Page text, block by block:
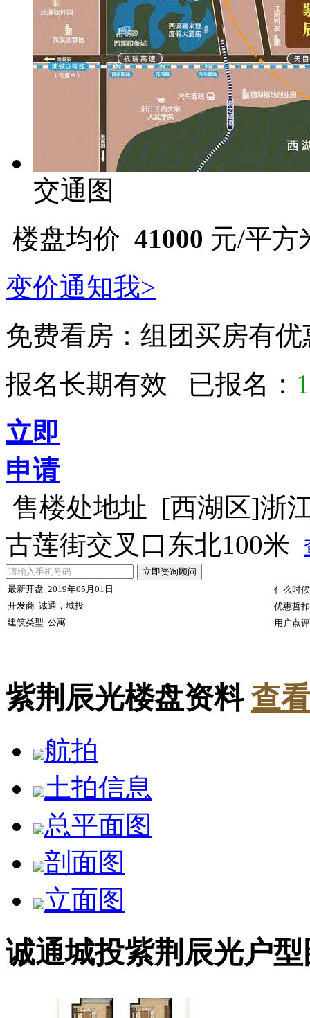
交通图
楼盘均价 41000 元/平方
变价通知我>
免费看房： 组团买房有
报名长期有效 已报名：
立即
申请
售楼处地址 [西湖区]浙
古莲街交叉口东北100米
最新开盘 2019年05月01日
什么时
开发商 诚通，城投
优惠哲扣
建筑类型 公寓 用户点评
紫荆辰光楼盘资料 查
航拍
土拍信息
总平面图
剖面图
立面图
诚通城投紫荆辰光户